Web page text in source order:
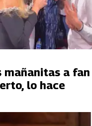
mañanitas a fan
lo hace